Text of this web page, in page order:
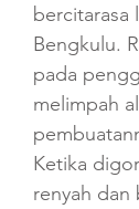
bercitarasa
Bengkulu.
pada
melimpah
Ketika
renyah dan